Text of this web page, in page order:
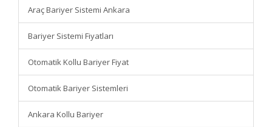
Araç Bariyer Sistemi Ankara
Bariyer Sistemi Fiyatları
Otomatik Kollu Bariyer Fiyat
Otomatik Bariyer Sistemleri
Ankara Kollu Bariyer